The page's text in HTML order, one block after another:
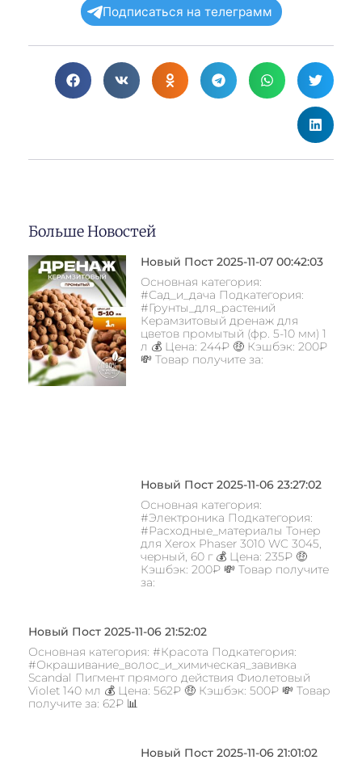
Подписаться на телеграмм
Больше Новостей
Новый Пост 2025-11-07 00:42:03
Основная категория:
#Сад_и_дача Подкатегория:
#Грунты_для_растений
Керамзитовый дренаж для
цветов промытый (фр. 5-10 мм) 1
л 💰 Цена: 244₽ 🤑 Кэшбэк: 200₽
💸 Товар получите за:
Новый Пост 2025-11-06 23:27:02
Основная категория:
#Электроника Подкатегория:
#Расходные_материалы Тонер
для Xerox Phaser 3010 WC 3045,
черный, 60 г 💰 Цена: 235₽ 🤑
Кэшбэк: 200₽ 💸 Товар получите
за:
Новый Пост 2025-11-06 21:52:02
Основная категория: #Красота Подкатегория:
#Окрашивание_волос_и_химическая_завивка
Scandal Пигмент прямого действия Фиолетовый
Violet 140 мл 💰 Цена: 562₽ 🤑 Кэшбэк: 500₽ 💸 Товар
получите за: 62₽ 📊
Новый Пост 2025-11-06 21:01:02